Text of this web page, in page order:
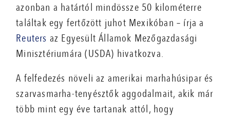
azonban a határtól mindössze 50 kilométerre
találtak egy fertőzött juhot Mexikóban – írja a
Reuters az Egyesült Államok Mezőgazdasági
Minisztériumára (USDA) hivatkozva.
A felfedezés növeli az amerikai marhahúsipar és
szarvasmarha-tenyésztők aggodalmait, akik már
több mint egy éve tartanak attól, hogy